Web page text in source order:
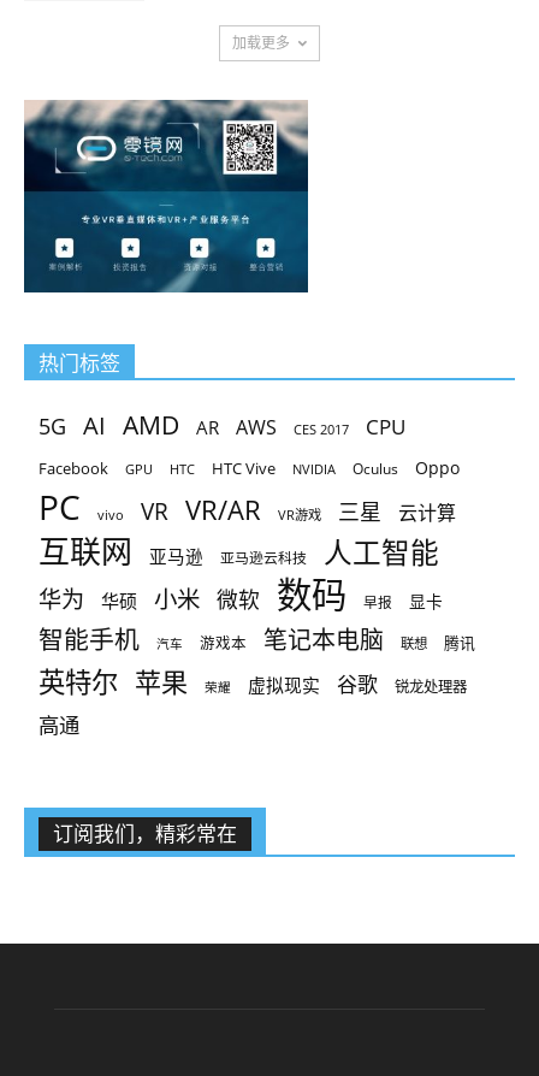
加载更多
热门标签
5G AI AMD AR AWS CES 2017 CPU
Facebook GPU HTC HTC Vive NVIDIA Oculus Oppo
PC vivo VR VR/AR VR游戏 三星 云计算
互联网 亚马逊 亚马逊云科技 人工智能
华为 华硕 小米 微软 数码 早报 显卡
智能手机 汽车 游戏本 笔记本电脑 联想 腾讯
英特尔 苹果 荣耀 虚拟现实 谷歌 锐龙处理器
高通
订阅我们，精彩常在